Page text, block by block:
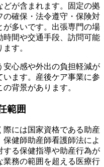
どが含まれます。固定の拠
の確保・法令遵守・保険対
が多いです。出張専門の場
間や交通手段、訪問可能
す。
心感や外出の負担軽減が
ます。産後ケア事業に参
背景があります。
範囲
際には国家資格である助産
健師助産師看護師法によ
する保健指導や助産行為が
務の範囲を超える医療行